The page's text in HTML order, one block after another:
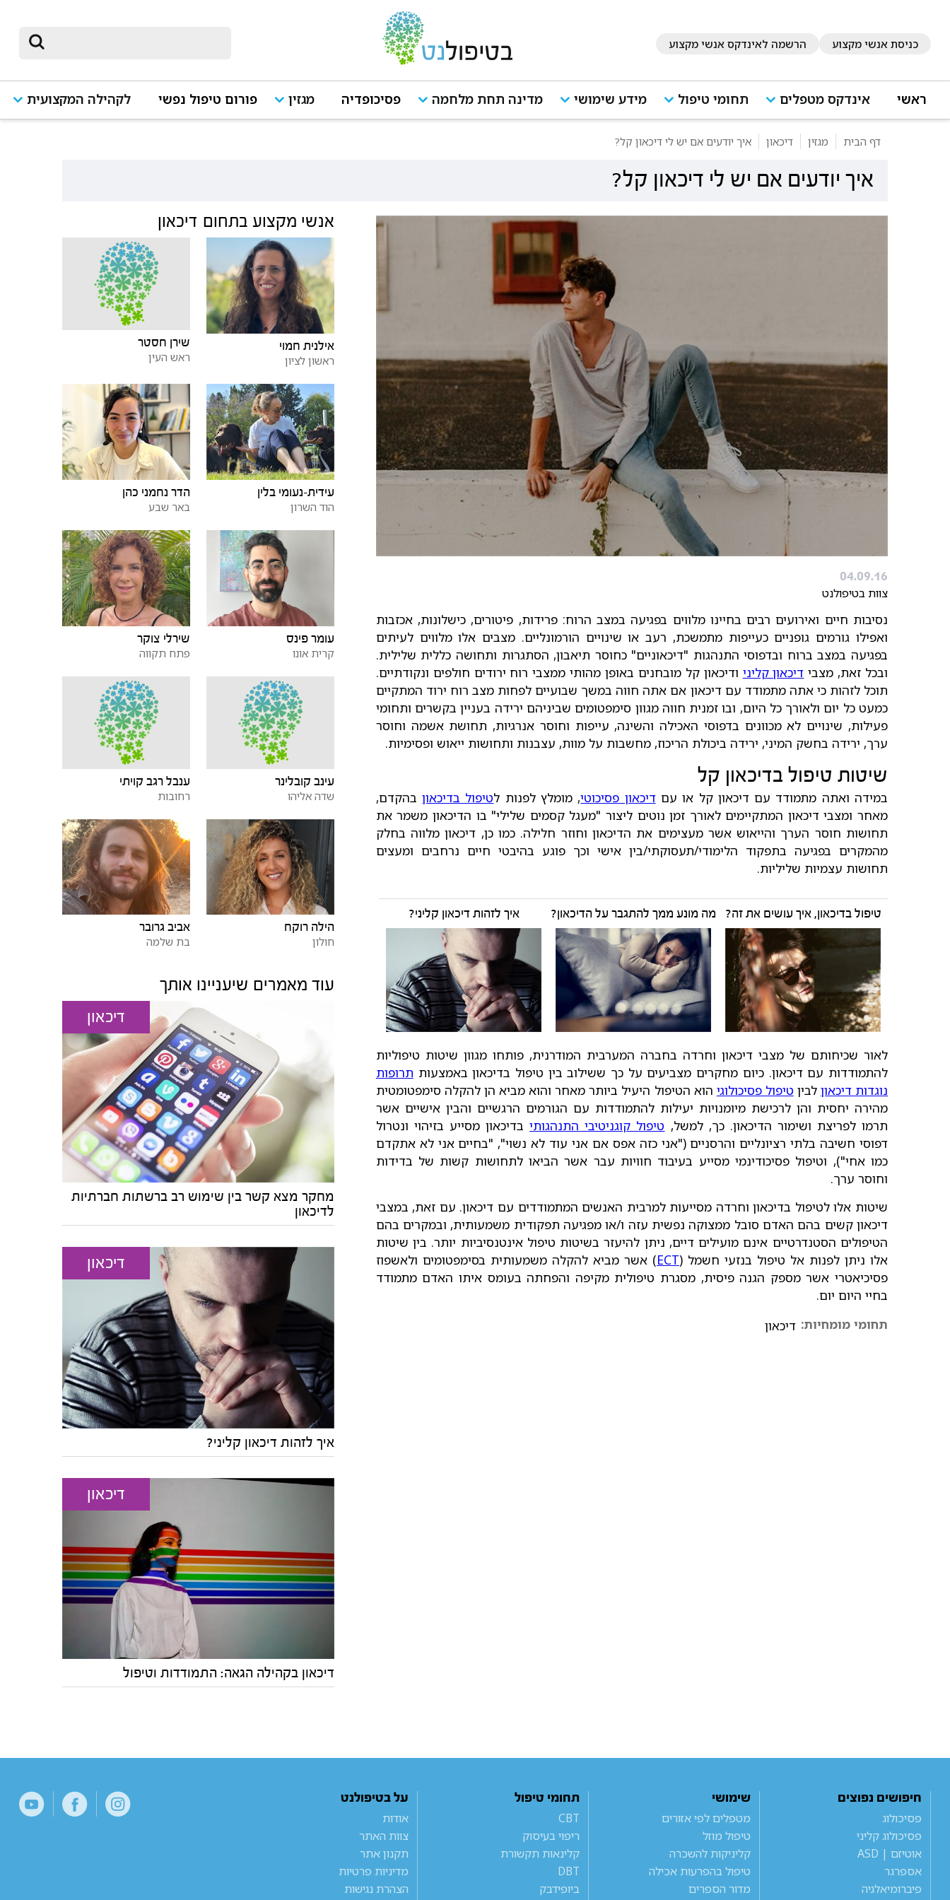
כניסת אנשי מקצוע הרשמה לאינדקס אנשי מקצוע
ראשי אינדקס מטפלים תחומי טיפול מידע שימושי מדינה תחת מלחמה פסיכופדיה מגזין פורום טיפול נפשי לקהילה המקצועית
דף הבית מגזין דיכאון איך יודעים אם יש לי דיכאון קל?
איך יודעים אם יש לי דיכאון קל?
04.09.16
צוות בטיפולנט
נסיבות חיים ואירועים רבים בחיינו מלווים בפגיעה במצב הרוח: פרידות, פיטורים, כישלונות, אכזבות
ואפילו גורמים גופניים כעייפות מתמשכת, רעב או שינויים הורמונליים. מצבים אלו מלווים לעיתים
בפגיעה במצב ברוח ובדפוסי התנהגות "דיכאוניים" כחוסר תיאבון, הסתגרות ותחושה כללית שלילית.
ובכל זאת, מצבי דיכאון קליני ודיכאון קל מובחנים באופן מהותי ממצבי רוח ירודים חולפים ונקודתיים.
תוכל לזהות כי אתה מתמודד עם דיכאון אם אתה חווה במשך שבועיים לפחות מצב רוח ירוד המתקיים
כמעט כל יום ולאורך כל היום, ובו זמנית חווה מגוון סימפטומים שביניהם ירידה בעניין בקשרים ותחומי
פעילות, שינויים לא מכוונים בדפוסי האכילה והשינה, עייפות וחוסר אנרגיות, תחושת אשמה וחוסר
ערך, ירידה בחשק המיני, ירידה ביכולת הריכוז, מחשבות על מוות, עצבנות ותחושות ייאוש ופסימיות.
שיטות טיפול בדיכאון קל
במידה ואתה מתמודד עם דיכאון קל או עםדיכאון פסיכוטי, מומלץ לפנות לטיפול בדיכאוןבהקדם,
מאחר ומצבי דיכאון המתקיימים לאורך זמן נוטים ליצור "מעגל קסמים שלילי" בו הדיכאון משמר את
תחושות חוסר הערך והייאוש אשר מעצימים את הדיכאון וחוזר חלילה. כמו כן, דיכאון מלווה בחלק
מהמקרים בפגיעה בתפקוד הלימודי/תעסוקתי/בין אישי וכך פוגע בהיבטי חיים נרחבים ומעצים
תחושות עצמיות שליליות.
טיפול בדיכאון, איך עושים את זה? מה מונע ממך להתגבר על הדיכאון? איך לזהות דיכאון קליני?
לאור שכיחותם של מצבי דיכאון וחרדה בחברה המערבית המודרנית, פותחו מגוון שיטות טיפוליות
להתמודדות עם דיכאון. כיום מחקרים מצביעים על כך ששילוב בין טיפול בדיכאון באמצעות תרופות
נוגדות דיכאון לבין טיפול פסיכולוגי הוא הטיפול היעיל ביותר מאחר והוא מביא הן להקלה סימפטומטית
מהירה יחסית והן לרכישת מיומנויות יעילות להתמודדות עם הגורמים הרגשיים והבין אישיים אשר
תרמו לפריצת ושימור הדיכאון. כך, למשל, טיפול קוגניטיבי התנהגותיבדיכאון מסייע בזיהוי ונטרול
דפוסי חשיבה בלתי רציונליים והרסניים ("אני כזה אפס אם אני עוד לא נשוי", "בחיים אני לא אתקדם
כמו אחי"), וטיפול פסיכודינמי מסייע בעיבוד חוויות עבר אשר הביאו לתחושות קשות של בדידות
וחוסר ערך.
שיטות אלו לטיפול בדיכאון וחרדה מסייעות למרבית האנשים המתמודדים עם דיכאון. עם זאת, במצבי
דיכאון קשים בהם האדם סובל ממצוקה נפשית עזה ו/או מפגיעה תפקודית משמעותית, ובמקרים בהם
הטיפולים הסטנדרטיים אינם מועילים דיים, ניתן להיעזר בשיטות טיפול אינטנסיביות יותר. בין שיטות
אלו ניתן לפנות אל טיפול בנזעי חשמל (ECT) אשר מביא להקלה משמעותית בסימפטומים ולאשפוז
פסיכיאטרי אשר מספק הגנה פיסית, מסגרת טיפולית מקיפה והפחתה בעומס איתו האדם מתמודד
בחיי היום יום.
תחומי מומחיות: דיכאון
אנשי מקצוע בתחום דיכאון
אילנית חמוי
ראשון לציון
שירן חסטר
ראש העין
עידית-נעומי בלין
הוד השרון
הדר נחמני כהן
באר שבע
עומר פינס
קרית אונו
שירלי צוקר
פתח תקווה
עינב קובלינר
שדה אליהו
ענבל רגב קויתי
רחובות
הילה רוקח
חולון
אביב גרובר
בת שלמה
עוד מאמרים שיעניינו אותך
דיכאון
מחקר מצא קשר בין שימוש רב ברשתות חברתיות
לדיכאון
דיכאון
איך לזהות דיכאון קליני?
דיכאון
דיכאון בקהילה הגאה: התמודדות וטיפול
חיפושים נפוצים
פסיכולוג
פסיכולוג קליני
אוטיזם | ASD
אספרגר
פיברומיאלגיה
שימושי
מטפלים לפי אזורים
טיפול מוזל
קליניקות להשכרה
טיפול בהפרעות אכילה
מדור הספרים
תחומי טיפול
CBT
ריפוי בעיסוק
קלינאות תקשורת
DBT
ביופידבק
על בטיפולנט
אודות
צוות האתר
תקנון אתר
מדיניות פרטיות
הצהרת נגישות